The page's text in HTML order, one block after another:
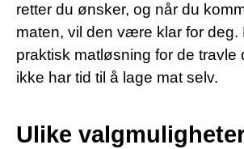
retter du ønsker, og når du
maten, vil den være klar for deg.
praktisk matløsning for de travle
ikke har tid til å lage mat selv.
Ulike